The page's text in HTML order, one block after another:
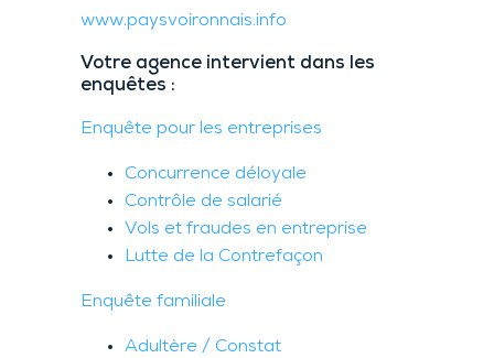
www.paysvoironnais.info
Votre agence intervient dans les
enquêtes :
Enquête pour les entreprises
Concurrence déloyale
Contrôle de salarié
Vols et fraudes en entreprise
Lutte de la Contrefaçon
Enquête familiale
Adultère / Constat